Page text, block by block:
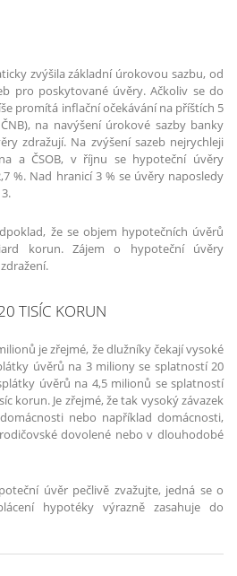
zvýšila základní úrokovou sazbu, od
pro poskytované úvěry. Ačkoliv se do
promítá inflační očekávání na příštích 5
na navýšení úrokové sazby banky
zdražují. Na zvýšení sazeb nejrychleji
a ČSOB, v říjnu se hypoteční úvěry
%. Nad hranicí 3 % se úvěry naposledy
že se objem hypotečních úvěrů
korun. Zájem o hypoteční úvěry
TISÍC KORUN
je zřejmé, že dlužníky čekají vysoké
úvěrů na 3 miliony se splatností 20
úvěrů na 4,5 milionů se splatností
korun. Je zřejmé, že tak vysoký závazek
nebo například domácnosti,
dovolené nebo v dlouhodobé
úvěr pečlivě zvažujte, jedná se o
hypotéky výrazně zasahuje do